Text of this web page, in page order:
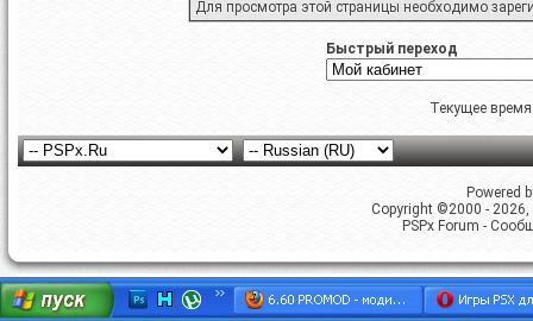
Для просмотра этой страницы необходимо
Быстрый переход
Текущее
Powered
Copyright ©2000 -
PSPx Forum -